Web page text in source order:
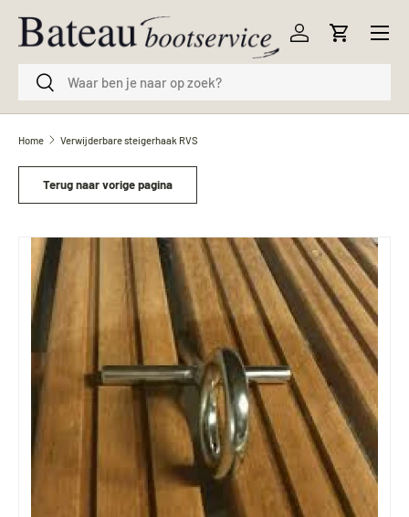
Ga naar inhoud
ZoekenZoeken
Inloggen
Menu
Home Verwijderbare steigerhaak RVS
Terug naar vorige pagina